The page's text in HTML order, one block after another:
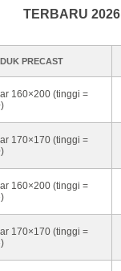
TERBARU 2026
PRECAST
160×200 (tinggi =
170×170 (tinggi =
160×200 (tinggi =
170×170 (tinggi =